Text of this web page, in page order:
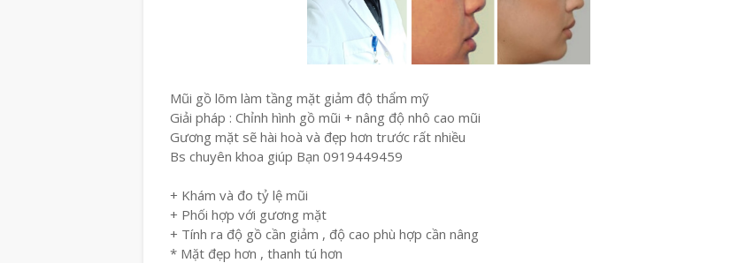
Mũi gồ lõm làm tầng mặt giảm độ thẩm mỹ
Giải pháp : Chỉnh hình gồ mũi + nâng độ nhô cao mũi
Gương mặt sẽ hài hoà và đẹp hơn trước rất nhiều
Bs chuyên khoa giúp Bạn 0919449459
+ Khám và đo tỷ lệ mũi
+ Phối hợp với gương mặt
+ Tính ra độ gồ cần giảm , độ cao phù hợp cần nâng
* Mặt đẹp hơn , thanh tú hơn